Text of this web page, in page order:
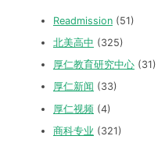
Readmission (51)
北美高中 (325)
厚仁教育研究中心 (31)
厚仁新闻 (33)
厚仁视频 (4)
商科专业 (321)